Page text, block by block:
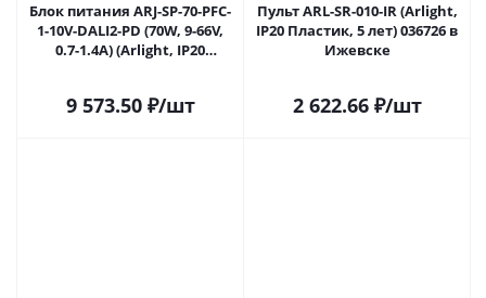
Блок питания ARJ-SP-70-PFC-
1-10V-DALI2-PD (70W, 9-66V,
0.7-1.4A) (Arlight, IP20
9 573.50₽/шт
Пульт ARL-SR-010-IR (Arlight,
IP20 Пластик, 5 лет) 036726 в
Ижевске
2 622.66₽/шт